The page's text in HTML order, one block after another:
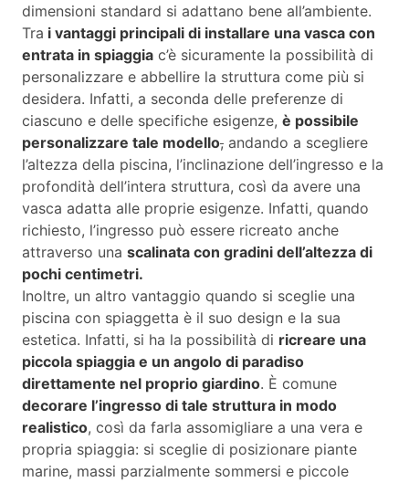
dimensioni standard si adattano bene all’ambiente.
Tra i vantaggi principali di installare una vasca con
entrata in spiaggia c’è sicuramente la possibilità di
personalizzare e abbellire la struttura come più si
desidera. Infatti, a seconda delle preferenze di
ciascuno e delle specifiche esigenze, è possibile
personalizzare tale modello, andando a scegliere
l’altezza della piscina, l’inclinazione dell’ingresso e la
profondità dell’intera struttura, così da avere una
vasca adatta alle proprie esigenze. Infatti, quando
richiesto, l’ingresso può essere ricreato anche
attraverso una scalinata con gradini dell’altezza di
pochi centimetri.
Inoltre, un altro vantaggio quando si sceglie una
piscina con spiaggetta è il suo design e la sua
estetica. Infatti, si ha la possibilità di ricreare una
piccola spiaggia e un angolo di paradiso
direttamente nel proprio giardino. È comune
decorare l’ingresso di tale struttura in modo
realistico, così da farla assomigliare a una vera e
propria spiaggia: si sceglie di posizionare piante
marine, massi parzialmente sommersi e piccole